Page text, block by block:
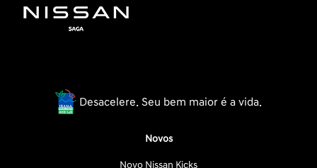
Desacelere. Seu bem maior é a vida.
Novos
Novo Nissan Kicks